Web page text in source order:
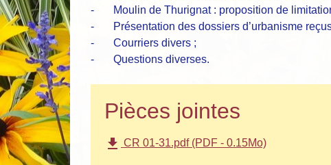
- Moulin de Thurignat : proposition de limitation
- Présentation des dossiers d’urbanisme
- Courriers divers ;
- Questions diverses.
Pièces jointes
file_download CR 01-31.pdf (PDF - 0.15Mo)